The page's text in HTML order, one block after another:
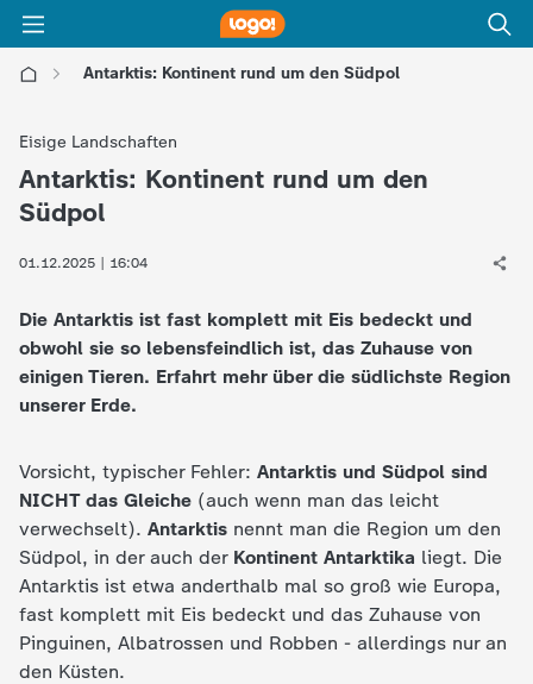
Antarktis: Kontinent rund um den Südpol
o
d
e
K
Eisige Landschaften
:
Antarktis: Kontinent rund um den
Südpol
01.12.2025 | 16:04
Die Antarktis ist fast komplett mit Eis bedeckt und
obwohl sie so lebensfeindlich ist, das Zuhause von
einigen Tieren. Erfahrt mehr über die südlichste Region
unserer Erde.
Vorsicht, typischer Fehler: Antarktis und Südpol sind
NICHT das Gleiche (auch wenn man das leicht
verwechselt). Antarktis nennt man die Region um den
Südpol, in der auch der Kontinent Antarktika liegt. Die
Antarktis ist etwa anderthalb mal so groß wie Europa,
fast komplett mit Eis bedeckt und das Zuhause von
Pinguinen, Albatrossen und Robben - allerdings nur an
den Küsten.